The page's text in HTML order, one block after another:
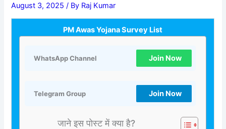
August 3, 2025/ By Raj Kumar
PM Awas Yojana Survey List
WhatsApp Channel Join Now
Telegram Group Join Now
जाने इस पोस्ट में क्या है?